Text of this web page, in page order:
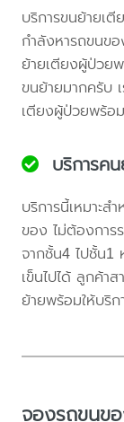
บริการขนย้ายเ
กำลังหารถขนข
ย้ายเตียงผู้ป่วย
ขนย้ายมากครับ
เตียงผู้ป่วยพร้อ
บริการค
บริการนี้เหมาะส
ของ ไม่ต้องกา
จากชั้น4 ไปชั้น1
เข็นไปได้ ลูกค้าส
ย้ายพร้อมให้บริก
จองรถขนข